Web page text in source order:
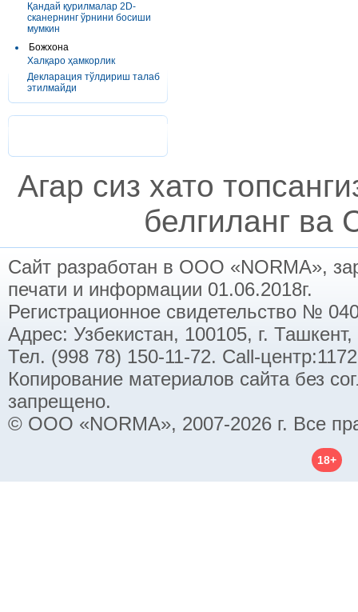
Қандай қурилмалар 2D-
сканернинг ўрнини босиши
мумкин
Божхона
Халқаро ҳамкорлик
Декларация тўлдириш талаб
этилмайди
Агар сиз хато
белгиланг ва
Сайт разработан в ООО «NORMA»,
печати и информации 01.06.2018г.
Регистрационное свидетельство №
Адрес: Узбекистан, 100105, г.
Тел. (998 78) 150-11-72. Call-
Копирование материалов сайта без
запрещено.
© ООО «NORMA», 2007-2026 г. Все
18+